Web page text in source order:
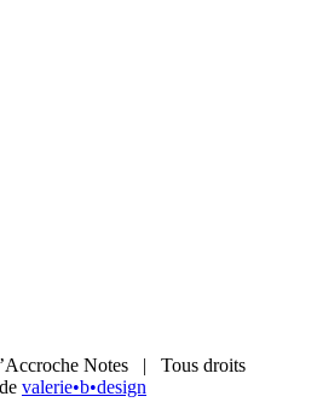
Notes | Tous droits
valerie•b•design